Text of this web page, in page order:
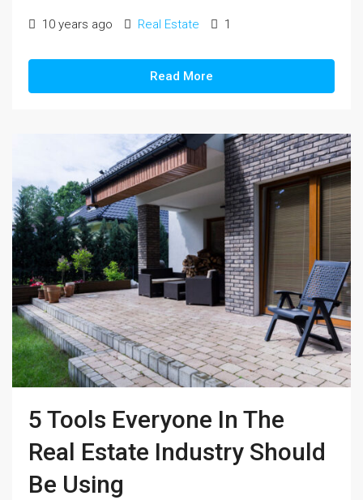
10 years ago Real Estate 1
Read More
5 Tools Everyone In The
Real Estate Industry Should
Be Using